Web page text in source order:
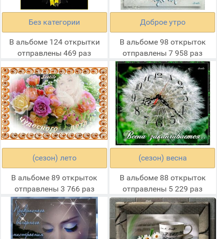
Без категории
В альбоме 124 открытки
отправлены 469 раз
Доброе утро
В альбоме 98 открыток
отправлены 7 958 раз
(сезон) лето
В альбоме 89 открыток
отправлены 3 766 раз
(сезон) весна
В альбоме 88 открыток
отправлены 5 229 раз